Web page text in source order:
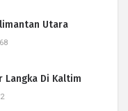
Utara
Langka Di Kaltim